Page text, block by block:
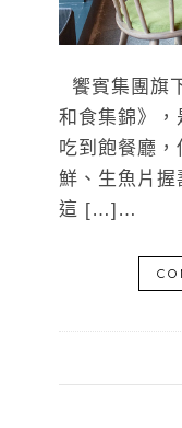
饗賓集團旗
和食集錦》，
吃到飽餐廳
鮮、生魚片握
這 […]…